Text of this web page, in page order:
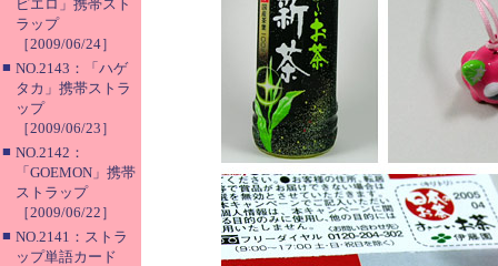
ピエロ」携帯スト
ラップ
［2009/06/24］
■ NO.2143：「ハゲ
タカ」携帯ストラ
ップ
［2009/06/23］
■ NO.2142：
「GOEMON」携帯
ストラップ
［2009/06/22］
■ NO.2141：ストラ
ップ単語カード